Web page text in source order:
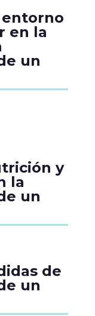
en la
un
y
la
un
de
un